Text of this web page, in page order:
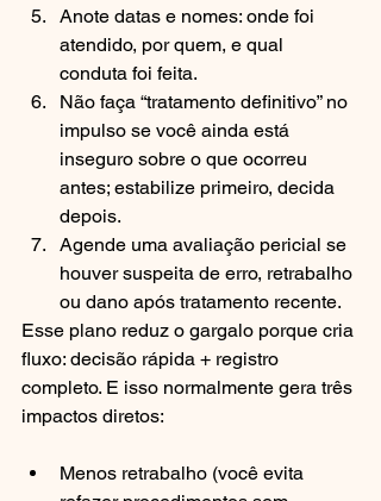
Anote datas e nomes: onde foi
atendido, por quem, e qual
conduta foi feita.
Não faça “tratamento definitivo” no
impulso se você ainda está
inseguro sobre o que ocorreu
antes; estabilize primeiro, decida
depois.
Agende uma avaliação pericial se
houver suspeita de erro, retrabalho
ou dano após tratamento recente.
Esse plano reduz o gargalo porque cria
fluxo: decisão rápida + registro
completo. E isso normalmente gera três
impactos diretos:
Menos retrabalho (você evita